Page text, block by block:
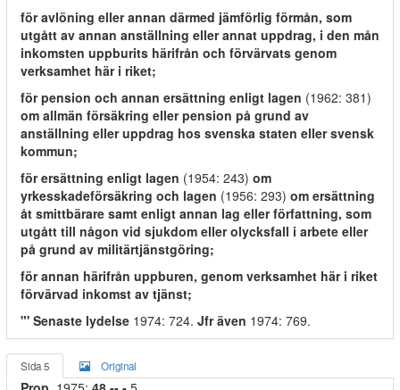
för avlöning eller annan därmed jämförlig förmån, som
utgått av annan anställning eller annat uppdrag, i den mån
inkomsten uppburits härifrån och förvärvats genom
verksamhet här i riket;
för pension och annan ersättning enligt lagen (1962: 381)
om allmän försäkring eller pension på grund av
anställning eller uppdrag hos svenska staten eller svensk
kommun;
för ersättning enligt lagen (1954: 243) om
yrkesskadeförsäkring och lagen (1956: 293) om ersättning
åt smittbärare samt enligt annan lag eller författning, som
utgått till någon vid sjukdom eller olycksfall i arbete eller
på grund av militärtjänstgöring;
för annan härifrån uppburen, genom verksamhet här i riket
förvärvad inkomst av tjänst;
"' Senaste lydelse 1974: 724. Jfr även 1974: 769.
Sida 5 Original